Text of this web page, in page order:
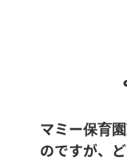
マミー保育
のですが、